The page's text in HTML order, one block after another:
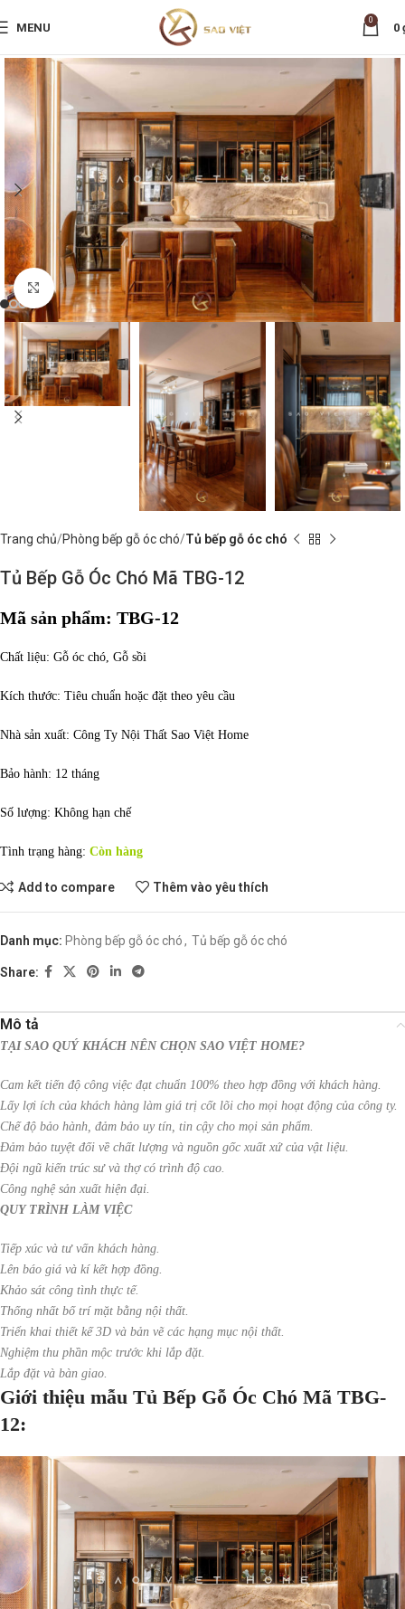
MENU
0
0
Nhấp để phóng to
Trang chủ Phòng bếp gỗ óc chó Tủ bếp gỗ óc chó
Tủ Bếp Gỗ Óc Chó Mã TBG-12
Mã sản phẩm: TBG-12
Chất liệu: Gỗ óc chó, Gỗ sồi
Kích thước: Tiêu chuẩn hoặc đặt theo yêu cầu
Nhà sản xuất: Công Ty Nội Thất Sao Việt Home
Bảo hành: 12 tháng
Số lượng: Không hạn chế
Tình trạng hàng: Còn hàng
Add to compare Thêm vào yêu thích
Danh mục: Phòng bếp gỗ óc chó, Tủ bếp gỗ óc chó
Share:
Mô tả
TẠI SAO QUÝ KHÁCH NÊN CHỌN SAO VIỆT HOME?
Cam kết tiến độ công việc đạt chuẩn 100% theo hợp đồng với khách hàng.
Lấy lợi ích của khách hàng làm giá trị cốt lõi cho mọi hoạt động của công ty.
Chế độ bảo hành, đảm bảo uy tín, tin cậy cho mọi sản phẩm.
Đảm bảo tuyệt đối về chất lượng và nguồn gốc xuất xứ của vật liệu.
Đội ngũ kiến trúc sư và thợ có trình độ cao.
Công nghệ sản xuất hiện đại.
QUY TRÌNH LÀM VIỆC
Tiếp xúc và tư vấn khách hàng.
Lên báo giá và kí kết hợp đồng.
Khảo sát công tình thực tế.
Thống nhất bố trí mặt bằng nội thất.
Triển khai thiết kế 3D và bản vẽ các hạng mục nội thất.
Nghiệm thu phần mộc trước khi lắp đặt.
Lắp đặt và bàn giao.
Giới thiệu mẫu Tủ Bếp Gỗ Óc Chó Mã TBG-
12: